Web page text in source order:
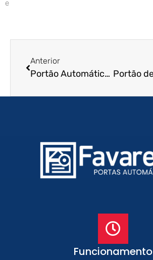
e
Anterior
Portão Automático de Enrolar em Botucatu – SP
Funcionamento